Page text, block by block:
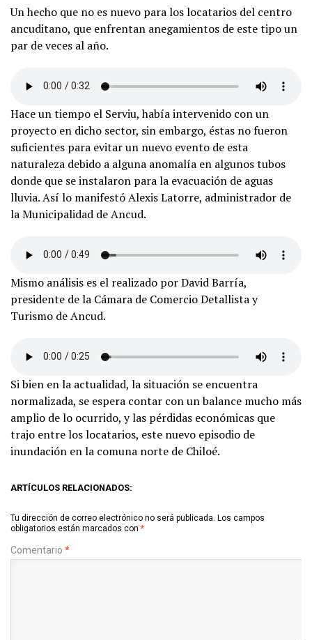
Un hecho que no es nuevo para los locatarios del centro
ancuditano, que enfrentan anegamientos de este tipo un
par de veces al año.
Hace un tiempo el Serviu, había intervenido con un
proyecto en dicho sector, sin embargo, éstas no fueron
suficientes para evitar un nuevo evento de esta
naturaleza debido a alguna anomalía en algunos tubos
donde que se instalaron para la evacuación de aguas
lluvia. Así lo manifestó Alexis Latorre, administrador de
la Municipalidad de Ancud.
Mismo análisis es el realizado por David Barría,
presidente de la Cámara de Comercio Detallista y
Turismo de Ancud.
Si bien en la actualidad, la situación se encuentra
normalizada, se espera contar con un balance mucho más
amplio de lo ocurrido, y las pérdidas económicas que
trajo entre los locatarios, este nuevo episodio de
inundación en la comuna norte de Chiloé.
ARTÍCULOS RELACIONADOS:
Tu dirección de correo electrónico no será publicada. Los campos
obligatorios están marcados con *
Comentario *